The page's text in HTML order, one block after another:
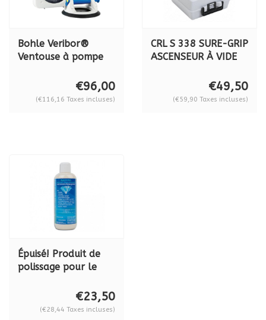
Bohle Veribor®
Ventouse à pompe
€96,00
(€116,16 Taxes incluses)
CRL S 338 SURE-GRIP
ASCENSEUR À VIDE
€49,50
(€59,90 Taxes incluses)
Épuisé! Produit de
polissage pour le
Brillant, 500 ml,
BO5008003
€23,50
(€28,44 Taxes incluses)